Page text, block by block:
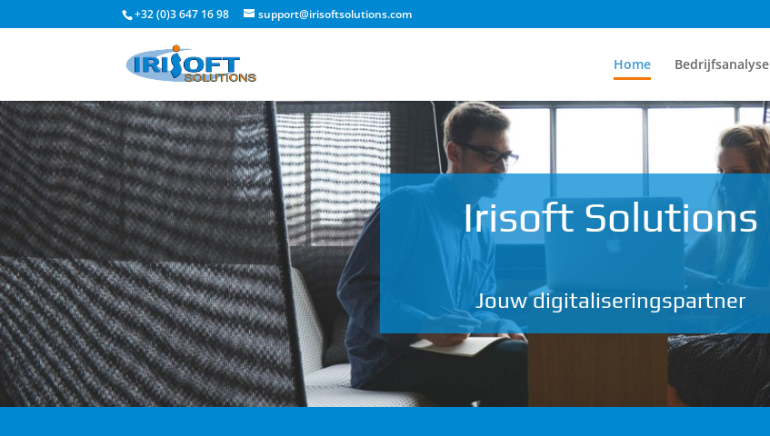
+32 (0)3 647 16 98 support@irisoftsolutions.com
Home Bedrijfsanalyse
Irisoft Solutions
Jouw digitaliseringspartner